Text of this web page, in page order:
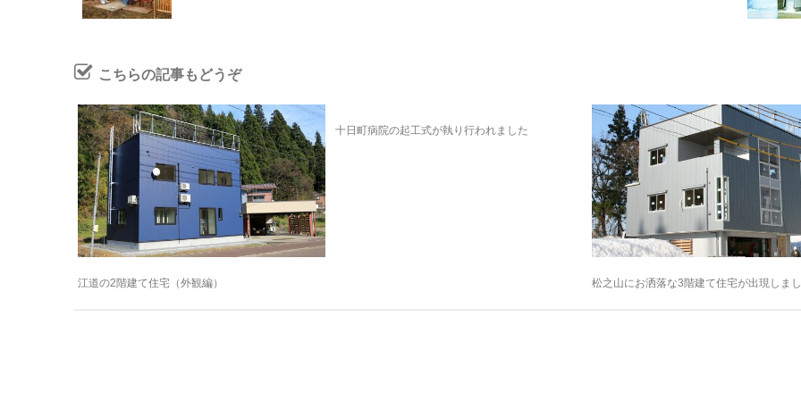
こちらの記事もどうぞ
江道の2階建て住宅（外観編）
十日町病院の起工式が執り行われました
松之山にお洒落な3階建て住宅が出現しま